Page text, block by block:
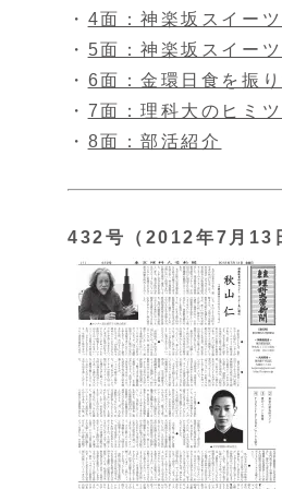
・ 4面：神楽坂スイー
・ 5面：神楽坂スイー
・ 6面：金環日食を振
・ 7面：理科大のヒミ
・ 8面：部活紹介
432号（2012年7月13